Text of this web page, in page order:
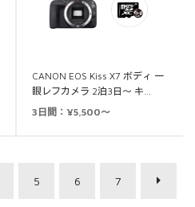
CANON EOS Kiss X7 ボディ 一
眼レフカメラ 2泊3日～ キ…
3日間：¥5,500～
5 6 7